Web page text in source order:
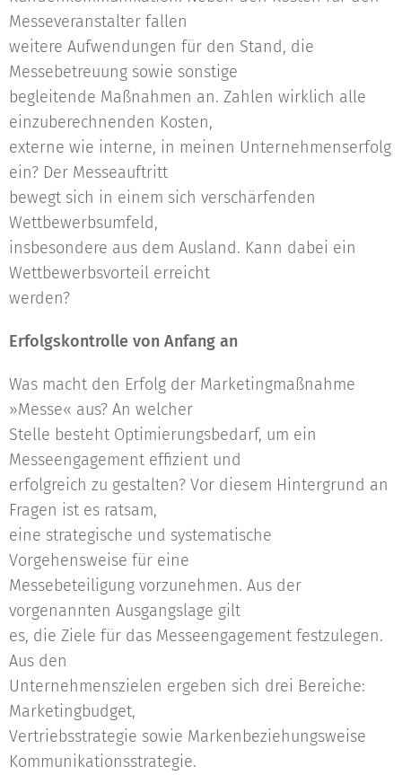
Messeveranstalter fallen
weitere Aufwendungen für den Stand, die
Messebetreuung sowie sonstige
begleitende Maßnahmen an. Zahlen wirklich alle
einzuberechnenden Kosten,
externe wie interne, in meinen Unternehmenserfolg
ein? Der Messeauftritt
bewegt sich in einem sich verschärfenden
Wettbewerbsumfeld,
insbesondere aus dem Ausland. Kann dabei ein
Wettbewerbsvorteil erreicht
werden?
Erfolgskontrolle von Anfang an
Was macht den Erfolg der Marketingmaßnahme
»Messe« aus? An welcher
Stelle besteht Optimierungsbedarf, um ein
Messeengagement effizient und
erfolgreich zu gestalten? Vor diesem Hintergrund an
Fragen ist es ratsam,
eine strategische und systematische
Vorgehensweise für eine
Messebeteiligung vorzunehmen. Aus der
vorgenannten Ausgangslage gilt
es, die Ziele für das Messeengagement festzulegen.
Aus den
Unternehmenszielen ergeben sich drei Bereiche:
Marketingbudget,
Vertriebsstrategie sowie Markenbeziehungsweise
Kommunikationsstrategie.